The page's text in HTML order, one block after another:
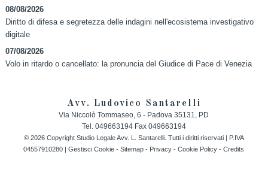
08/08/2026
Diritto di difesa e segretezza delle indagini nell'ecosistema investigativo
digitale
07/08/2026
Volo in ritardo o cancellato: la pronuncia del Giudice di Pace di Venezia
Avv. Ludovico Santarelli
Via Niccolò Tommaseo, 6 - Padova 35131, PD
Tel. 049663194Fax 049663194
© 2026 Copyright Studio Legale Avv. L. Santarelli. Tutti i diritti riservati | P.IVA
04557910280 |Gestisci Cookie -Sitemap - Privacy -Cookie Policy -Credits